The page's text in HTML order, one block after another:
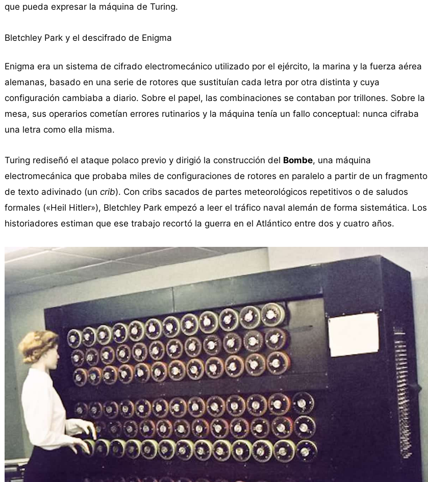
que pueda expresar la máquina de Turing.
Bletchley Park y el descifrado de Enigma
Enigma era un sistema de cifrado electromecánico utilizado por el ejército, la marina y la fuerza aérea
alemanas, basado en una serie de rotores que sustituían cada letra por otra distinta y cuya
configuración cambiaba a diario. Sobre el papel, las combinaciones se contaban por trillones. Sobre la
mesa, sus operarios cometían errores rutinarios y la máquina tenía un fallo conceptual: nunca cifraba
una letra como ella misma.
Turing rediseñó el ataque polaco previo y dirigió la construcción del Bombe, una máquina
electromecánica que probaba miles de configuraciones de rotores en paralelo a partir de un fragmento
de texto adivinado (un crib). Con cribs sacados de partes meteorológicos repetitivos o de saludos
formales («Heil Hitler»), Bletchley Park empezó a leer el tráfico naval alemán de forma sistemática. Los
historiadores estiman que ese trabajo recortó la guerra en el Atlántico entre dos y cuatro años.